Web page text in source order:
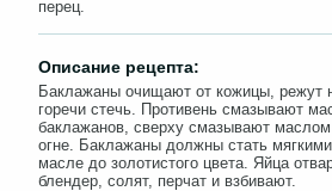
перец.
Описание рецепта:
Баклажаны очищают от кожицы, режут
горечи стечь. Противень смазывают
баклажанов, сверху смазывают
огне. Баклажаны должны стать
масле до золотистого цвета. Яйца
блендер, солят, перчат и взбивают.